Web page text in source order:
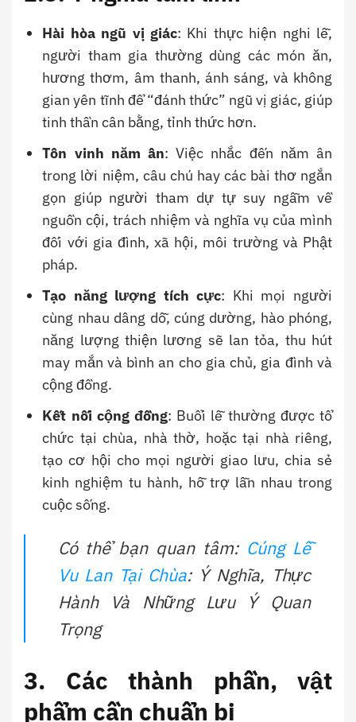
Hài hòa ngũ vị giác: Khi thực hiện nghi lễ,
người tham gia thường dùng các món ăn,
hương thơm, âm thanh, ánh sáng, và không
gian yên tĩnh để “đánh thức” ngũ vị giác, giúp
tinh thần cân bằng, tỉnh thức hơn.
Tôn vinh năm ân: Việc nhắc đến năm ân
trong lời niệm, câu chú hay các bài thơ ngắn
gọn giúp người tham dự tự suy ngẫm về
nguồn cội, trách nhiệm và nghĩa vụ của mình
đối với gia đình, xã hội, môi trường và Phật
pháp.
Tạo năng lượng tích cực: Khi mọi người
cùng nhau dâng dỗ, cúng dường, hào phóng,
năng lượng thiện lương sẽ lan tỏa, thu hút
may mắn và bình an cho gia chủ, gia đình và
cộng đồng.
Kết nối cộng đồng: Buổi lễ thường được tổ
chức tại chùa, nhà thờ, hoặc tại nhà riêng,
tạo cơ hội cho mọi người giao lưu, chia sẻ
kinh nghiệm tu hành, hỗ trợ lẫn nhau trong
cuộc sống.
Có thể bạn quan tâm: Cúng Lễ
Vu Lan Tại Chùa: Ý Nghĩa, Thực
Hành Và Những Lưu Ý Quan
Trọng
3. Các thành phần, vật
phẩm cần chuẩn bị